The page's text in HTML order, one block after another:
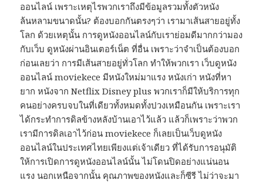
ออนไลน์ เพราะเหตุไรพวกเราถึงมีข้อมูลรวมทั้งตัวหนัง
ล้นหลามขนาดนั้น? ต้องบอกกันตรงๆว่า เรามาเส้นสายอยู่ทั้ง
โลก ด้วยเหตุนั้น การดูหนังออนไลน์กับเราย่อมดีมากกว่ามอง
กับเว็บ ดูหนังผ่านอินเตอร์เน็ต ที่อื่น เพราะว่าจำเป็นต้องบอก
ก่อนเลยว่า การมีเส้นสายอยู่ทั่วโลก ทำให้พวกเรา เว็บดูหนัง
ออนไลน์ moviekece มีหนังใหม่มาแรง หนังเก่า หนังที่หา
ยาก หนังจาก Netflix Disney plus พวกเราก็มีให้บริการทุก
คนอย่างครบจบในที่เดียวทั้งหมดทั้งปวงเหมือนกัน เพราะเรา
ได้กระทำการดิลข้างหลังบ้านเอาไว้แล้ว แล้วก็เพราะว่าพวก
เรามีการดิลเอาไว้ก่อน moviekece ก็เลยเป็นเว็บดูหนัง
ออนไลน์ในประเทศไทยเพียงแต่เจ้าเดียว ที่ได้รับการอนุมัติ
ให้การเปิดการดูหนังออนไลน์นั้น ไม่โดนปิดอย่างแน่นอน
แรง นอกเหนือจากนั้น คุณภาพของหนังและก็ซีรี ไม่ว่าจะมา